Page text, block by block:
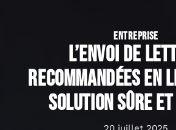
ENTREPRISE
L’envoi de
recommandées en
solution sûre